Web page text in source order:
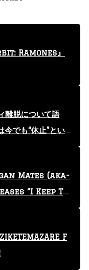
Ramones』
離脱について語
でも“休止”とい
Mates (aka-
“I Keep Tr
F